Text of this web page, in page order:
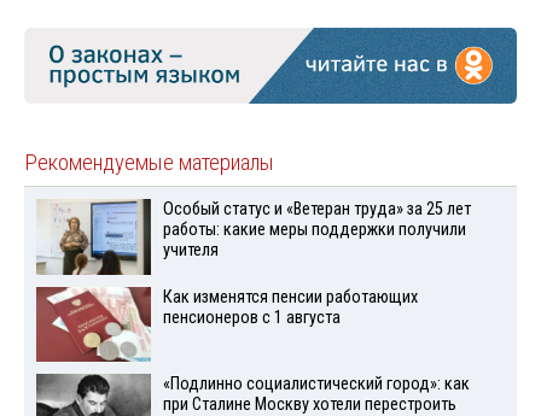
Рекомендуемые материалы
Особый статус и «Ветеран труда» за 25 лет
работы: какие меры поддержки получили
учителя
Как изменятся пенсии работающих
пенсионеров с 1 августа
«Подлинно социалистический город»: как
при Сталине Москву хотели перестроить